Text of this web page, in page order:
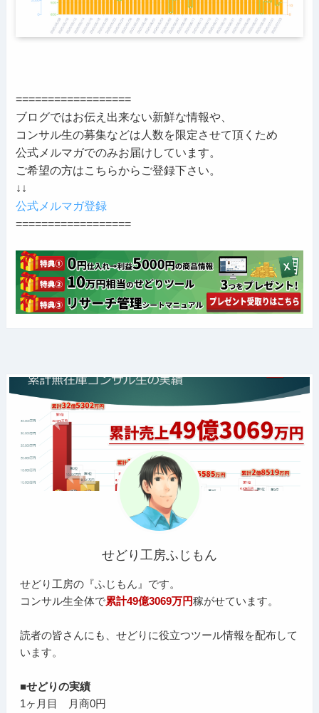
==================
ブログではお伝え出来ない新鮮な情報や、
コンサル生の募集などは人数を限定させて頂くため
公式メルマガでのみお届けしています。
ご希望の方はこちらからご登録下さい。
↓↓
公式メルマガ登録
==================
せどり工房ふじもん
せどり工房の『ふじもん』です。
コンサル生全体で累計49億3069万円稼がせています。
読者の皆さんにも、せどりに役立つツール情報を配布して
います。
■せどりの実績
1ヶ月目 月商0円